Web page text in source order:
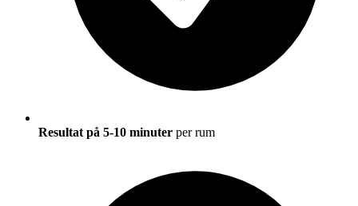
Resultat på 5-10 minuter per rum